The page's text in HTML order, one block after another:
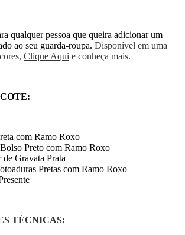
qualquer pessoa que queira adicionar um
ao seu guarda-roupa. Disponível em uma
Clique Aqui e conheça mais.
com Ramo Roxo
Preto com Ramo Roxo
de Gravata Prata
Pretas com Ramo Roxo
TÉCNICAS: